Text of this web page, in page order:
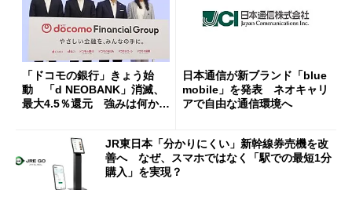
「ドコモの銀行」きょう始
動 「d NEOBANK」消滅、
最大4.5％還元 強みは何か解
日本通信が新ブランド「blue
mobile」を発表 ネオキャリ
アで自由な通信環境へ
JR東日本「分かりにくい」新幹線券売機を改
善へ なぜ、スマホではなく「駅での最短1分
購入」を実現？